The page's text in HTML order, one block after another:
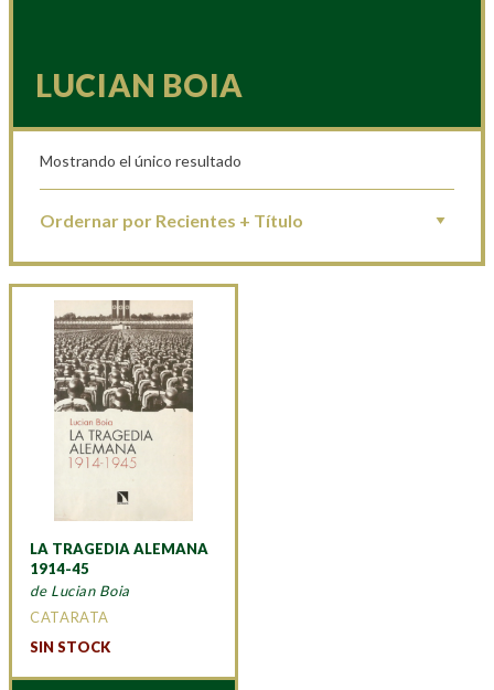
LUCIAN BOIA
Mostrando el único resultado
LA TRAGEDIA ALEMANA
1914-45
de Lucian Boia
CATARATA
SIN STOCK